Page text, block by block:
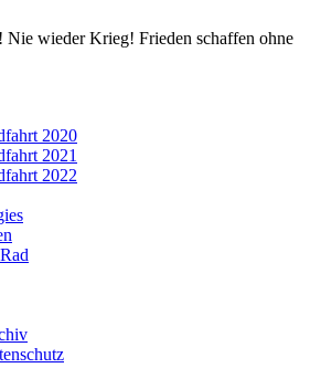
Nie wieder Krieg! Frieden schaffen ohne
2020
2021
2022